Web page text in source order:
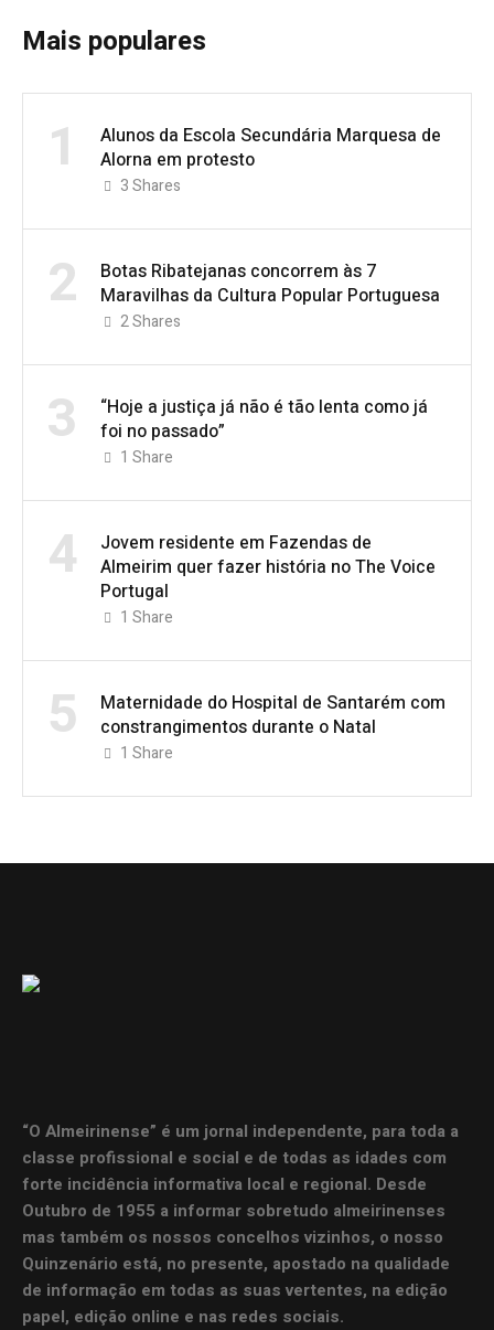
Mais populares
1
Alunos da Escola Secundária Marquesa de
Alorna em protesto
3Shares
2
Botas Ribatejanas concorrem às 7
Maravilhas da Cultura Popular Portuguesa
2Shares
3
“Hoje a justiça já não é tão lenta como já
foi no passado”
1 Share
4
Jovem residente em Fazendas de
Almeirim quer fazer história no The Voice
Portugal
1 Share
5
Maternidade do Hospital de Santarém com
constrangimentos durante o Natal
1 Share
“O Almeirinense” é um jornal independente, para toda a
classe profissional e social e de todas as idades com
forte incidência informativa local e regional. Desde
Outubro de 1955 a informar sobretudo almeirinenses
mas também os nossos concelhos vizinhos, o nosso
Quinzenário está, no presente, apostado na qualidade
de informação em todas as suas vertentes, na edição
papel, edição online e nas redes sociais.